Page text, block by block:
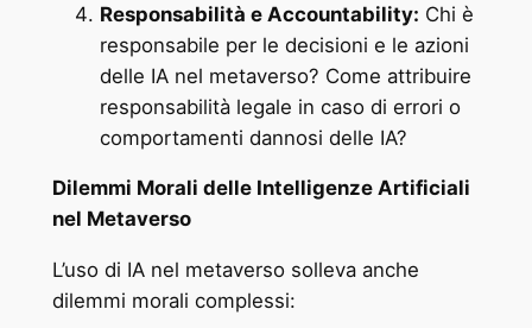
Responsabilità e Accountability: Chi è
responsabile per le decisioni e le azioni
delle IA nel metaverso? Come attribuire
responsabilità legale in caso di errori o
comportamenti dannosi delle IA?
Dilemmi Morali delle Intelligenze Artificiali
nel Metaverso
L’uso di IA nel metaverso solleva anche
dilemmi morali complessi: